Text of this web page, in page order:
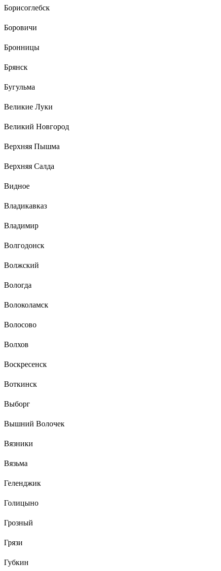
Борисоглебск
Боровичи
Бронницы
Брянск
Бугульма
Великие Луки
Великий Новгород
Верхняя Пышма
Верхняя Салда
Видное
Владикавказ
Владимир
Волгодонск
Волжский
Вологда
Волоколамск
Волосово
Волхов
Воскресенск
Воткинск
Выборг
Вышний Волочек
Вязники
Вязьма
Геленджик
Голицыно
Грозный
Грязи
Губкин